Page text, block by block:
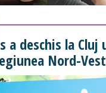
a deschis la
Nord-Vest